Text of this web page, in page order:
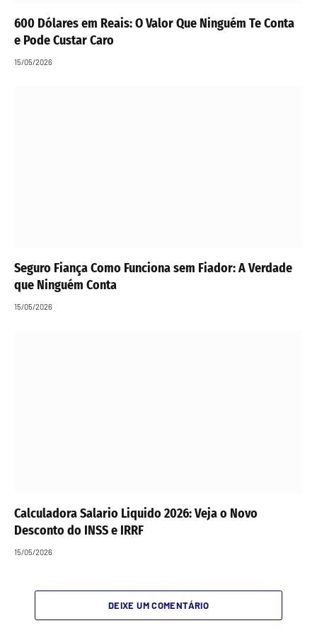
600 Dólares em Reais: O Valor Que Ninguém Te Conta
e Pode Custar Caro
15/05/2026
Seguro Fiança Como Funciona sem Fiador: A Verdade
que Ninguém Conta
15/05/2026
Calculadora Salario Liquido 2026: Veja o Novo
Desconto do INSS e IRRF
15/05/2026
DEIXE UM COMENTÁRIO